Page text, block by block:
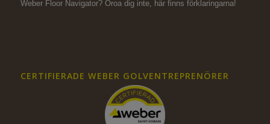
Weber Floor Navigator? Oroa dig inte, här finns förklaringarna!
CERTIFIERADE WEBER GOLVENTREPRENÖRER